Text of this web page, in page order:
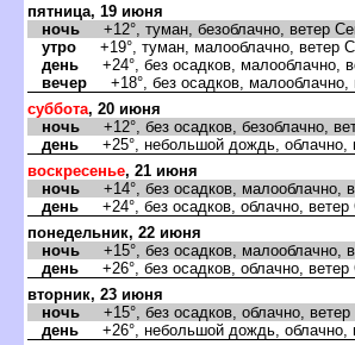
пятница, 19 июня
ночь +12°, туман, безоблачно, ветер
утро +19°, туман, малооблачно, ветер
день +24°, без осадков, малооблачно,
ечер +18°, без осадков, малооблачно,
суббота, 20 июня
ночь +12°, без осадков, безоблачно,
день +25°, небольшой дождь, облачно,
оскресенье, 21 июня
ночь +14°, без осадков, малооблачно,
день +24°, без осадков, облачно,
понедельник, 22 июня
ночь +15°, без осадков, малооблачно,
день +26°, без осадков, облачно,
торник, 23 июня
ночь +15°, без осадков, облачно, ветер
день +26°, небольшой дождь, облачно,